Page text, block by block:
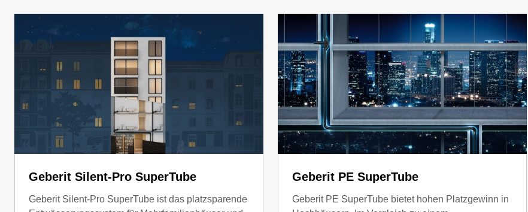
Geberit Silent-Pro SuperTube
Geberit Silent-Pro SuperTube ist das platzsparende
Geberit PE SuperTube
Geberit PE SuperTube bietet hohen Platzgewinn in